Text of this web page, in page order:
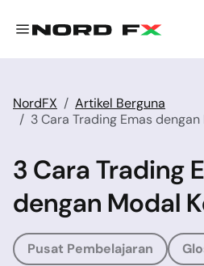
NordFX
Artikel Berguna
3 Cara Trading Emas dengan
3 Cara Trading
dengan Modal
Pusat Pembelajaran